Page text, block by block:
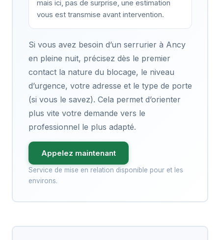
mais ici, pas de surprise, une estimation
vous est transmise avant intervention.
Si vous avez besoin d’un serrurier à Ancy
en pleine nuit, précisez dès le premier
contact la nature du blocage, le niveau
d’urgence, votre adresse et le type de porte
(si vous le savez). Cela permet d’orienter
plus vite votre demande vers le
professionnel le plus adapté.
Appelez maintenant
Service de mise en relation disponible pour et les
environs.